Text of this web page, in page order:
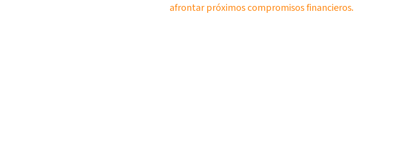
afrontar próximos compromisos financieros.